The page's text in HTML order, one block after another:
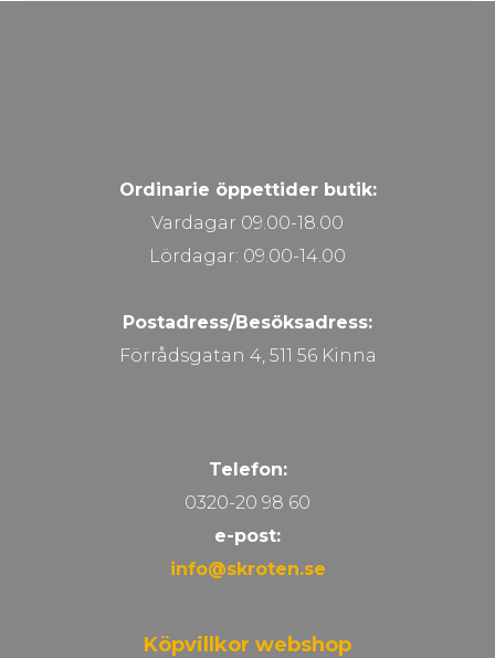
Ordinarie öppettider butik:
Vardagar 09.00-18.00
Lördagar: 09.00-14.00
Postadress/Besöksadress:
Förrådsgatan 4, 511 56 Kinna
Telefon:
0320-20 98 60
e-post:
info@skroten.se
Köpvillkor webshop